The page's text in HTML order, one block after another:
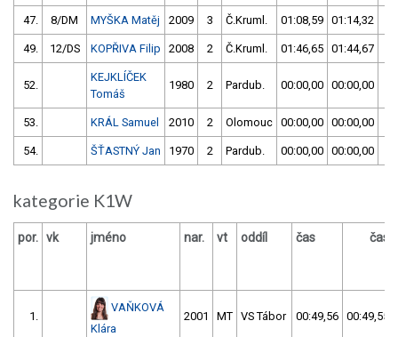
47. 8/DM MYŠKA Matěj 2009 3 Č.Kruml. 01:08,59 01:14,32
49. 12/DS KOPŘIVA Filip 2008 2 Č.Kruml. 01:46,65 01:44,67
52.
KEJKLÍČEK
Tomáš
1980 2 Pardub. 00:00,00 00:00,00
53. KRÁL Samuel 2010 2 Olomouc 00:00,00 00:00,00
54. ŠŤASTNÝ Jan 1970 2 Pardub. 00:00,00 00:00,00
kategorie K1W
por. vk jméno nar. vt oddíl čas čas
1.
VAŇKOVÁ
Klára
2001 MT VS Tábor 00:49,56 00:49,55